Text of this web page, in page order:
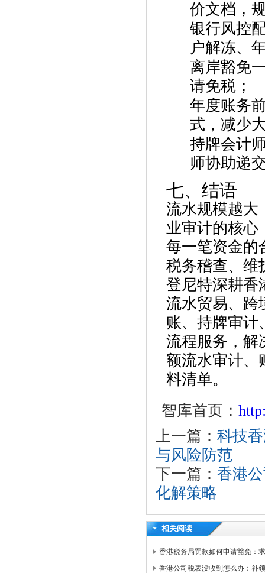
价文档，
银行风控
户解冻、
离岸豁免
请免税；
年度账务
式，减少
持牌会计
师协助递
七、结语
流水规模越大
业审计的核心
每一笔资金的
税务稽查、维
登尼特深耕香
流水贸易、跨
账、持牌审计
流程服务，解
额流水审计、
料清单。
智库首页：
上一篇： 科技
与风险防范
下一篇： 香港
化解策略
相关阅读
香港税务局罚款如何申请豁免：
香港公司税表没收到怎么办：补